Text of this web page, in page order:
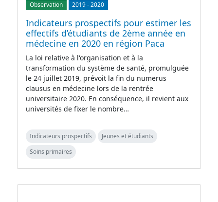
Observation 2019-2020
Indicateurs prospectifs pour estimer les
effectifs d’étudiants de 2ème année en
médecine en 2020 en région Paca
La loi relative à l'organisation et à la
transformation du système de santé, promulguée
le 24 juillet 2019, prévoit la fin du numerus
clausus en médecine lors de la rentrée
universitaire 2020. En conséquence, il revient aux
universités de fixer le nombre…
Indicateurs prospectifs
Jeunes et étudiants
Soins primaires